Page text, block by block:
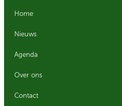
Home
Nieuws
Agenda
Over ons
Contact